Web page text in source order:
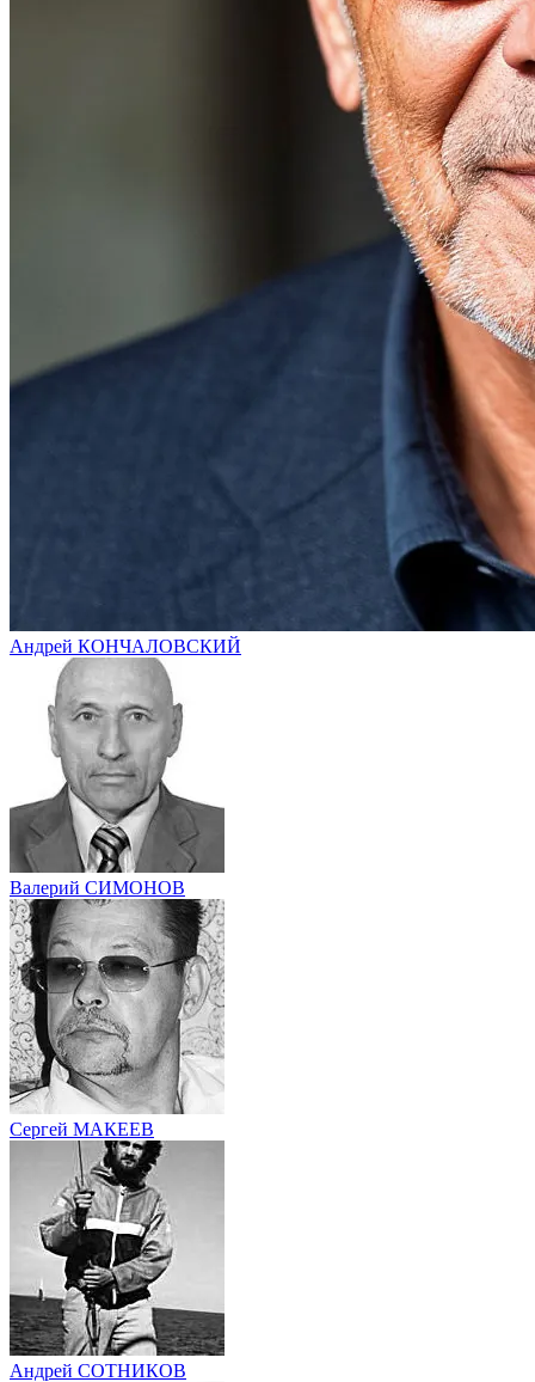
Андрей КОНЧАЛОВСКИЙ
Валерий СИМОНОВ
Сергей МАКЕЕВ
Андрей СОТНИКОВ